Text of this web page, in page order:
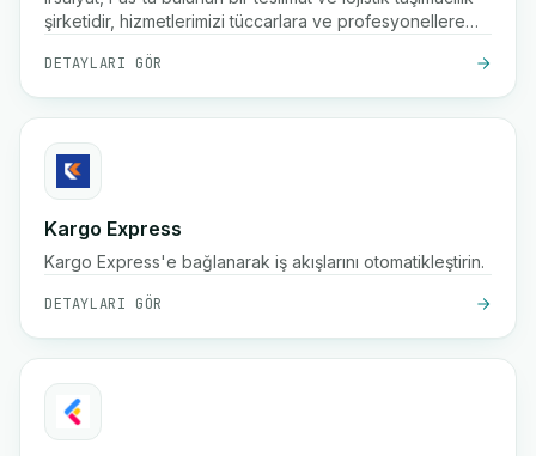
şirketidir, hizmetlerimizi tüccarlara ve profesyonellere
DETAYLARI GÖR
Kargo Express
Kargo Express'e bağlanarak iş akışlarını otomatikleştirin.
DETAYLARI GÖR